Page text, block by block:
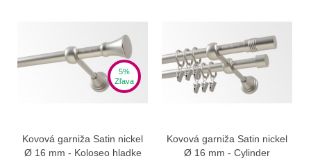
5%
Zľava
Kovová garniža Satin nickel
Ø 16 mm - Koloseo hladke
Kovová garniža Satin nickel
Ø 16 mm - Cylinder